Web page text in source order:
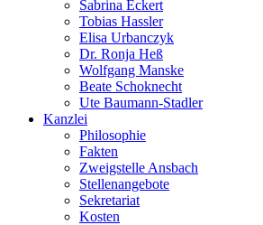
Sabrina Eckert
Tobias Hassler
Elisa Urbanczyk
Dr. Ronja Heß
Wolfgang Manske
Beate Schoknecht
Ute Baumann-Stadler
Kanzlei
Philosophie
Fakten
Zweigstelle Ansbach
Stellenangebote
Sekretariat
Kosten